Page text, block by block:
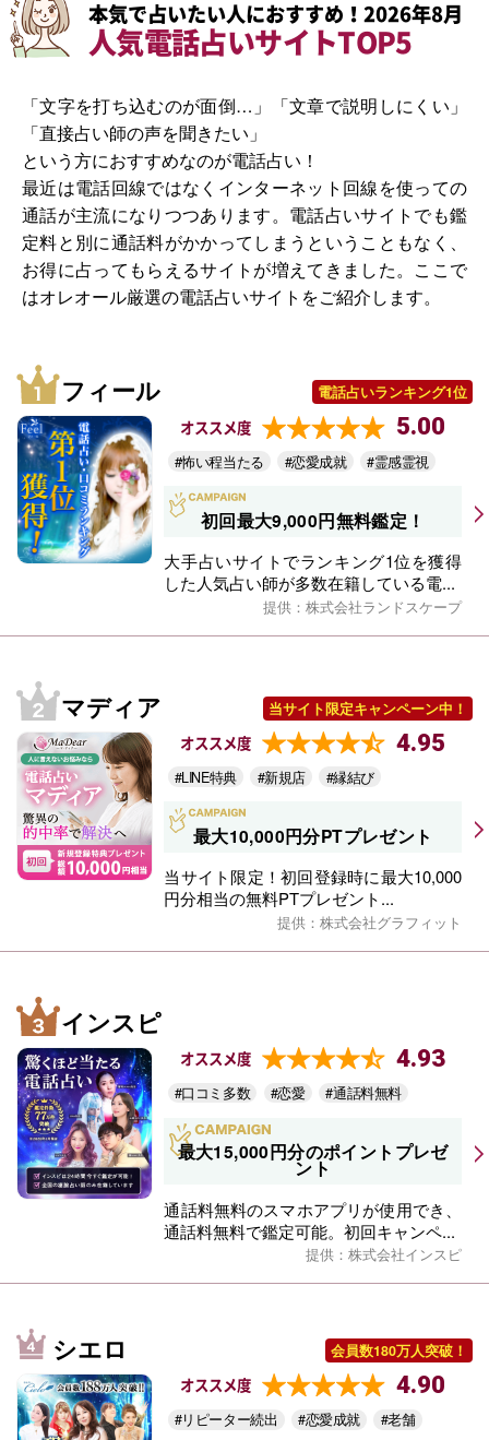
本気で占いたい人におすすめ！2026年8月
人気電話占いサイトTOP5
「文字を打ち込むのが面倒…」「文章で説明しにくい」
「直接占い師の声を聞きたい」
という方におすすめなのが電話占い！
最近は電話回線ではなくインターネット回線を使っての
通話が主流になりつつあります。電話占いサイトでも鑑
定料と別に通話料がかかってしまうということもなく、
お得に占ってもらえるサイトが増えてきました。ここで
はオレオール厳選の電話占いサイトをご紹介します。
フィール 電話占いランキング1位
オススメ度 5.00
#怖い程当たる #恋愛成就 #霊感霊視
初回最大9,000円無料鑑定！
大手占いサイトでランキング1位を獲得
した人気占い師が多数在籍している電...
提供：株式会社ランドスケープ
マディア 当サイト限定キャンペーン中！
オススメ度 4.95
#LINE特典 #新規店 #縁結び
最大10,000円分PTプレゼント
当サイト限定！初回登録時に最大10,000
円分相当の無料PTプレゼント...
提供：株式会社グラフィット
インスピ
オススメ度 4.93
#口コミ多数 #恋愛 #通話料無料
最大15,000円分のポイントプレゼ
ント
通話料無料のスマホアプリが使用でき、
通話料無料で鑑定可能。初回キャンペ...
提供：株式会社インスピ
シエロ 会員数180万人突破！
オススメ度 4.90
#リピーター続出 #恋愛成就 #老舗